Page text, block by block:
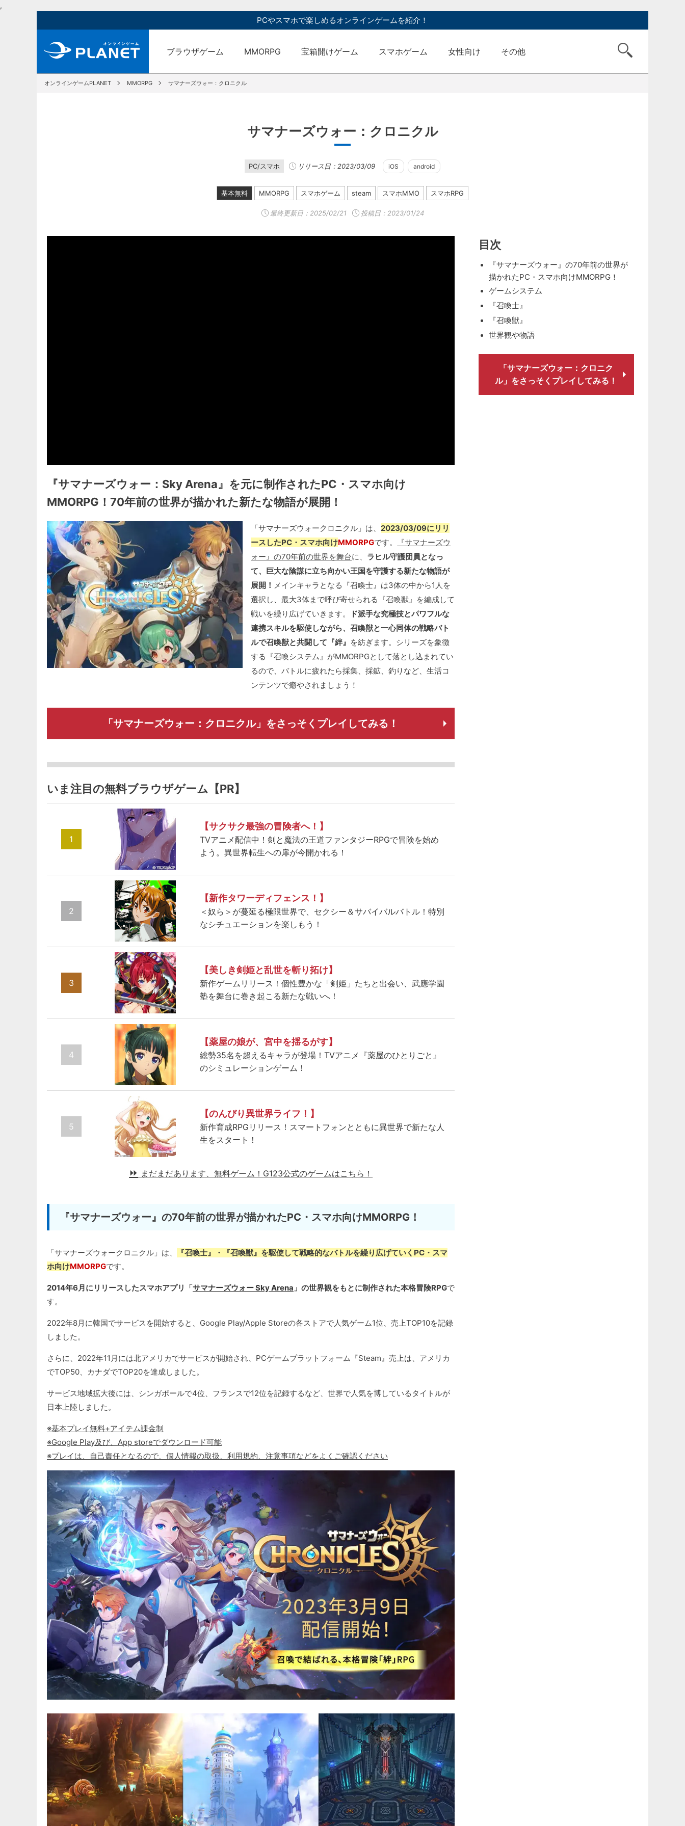
,
PCやスマホで楽しめるオンラインゲームを紹介！
ブラウザゲーム MMORPG 宝箱開けゲーム スマホゲーム 女性向け その他
オンラインゲームPLANET MMORPG サマナーズウォー：クロニクル
サマナーズウォー：クロニクル
PC/スマホ リリース日：2023/03/09 iOS android
基本無料 MMORPG スマホゲーム steam スマホMMO スマホRPG
最終更新日： 2025/02/21 投稿日：2023/01/24
『サマナーズウォー：Sky Arena』を元に制作されたPC・スマホ向け
MMORPG！70年前の世界が描かれた新たな物語が展開！
「サマナーズウォークロニクル」は、2023/03/09にリリ
ースしたPC・スマホ向けMMORPGです。
『サマナーズウ
ォー』の70年前の世界を舞台に、 ラヒル守護団員となっ
て、巨大な陰謀に立ち向かい王国を守護する新たな物語が
展開！ メインキャラとなる『召喚士』は3体の中から1人を
選択し、最大3体まで呼び寄せられる『召喚獣』を編成して
戦いを繰り広げていきます。
ド派手な究極技とパワフルな
連携スキルを駆使しながら、召喚獣と一心同体の戦略バト
ルで召喚獣と共闘して『絆』 を紡ぎます。シリーズを象徴
する『召喚システム』がMMORPGとして落とし込まれてい
るので、バトルに疲れたら採集、採鉱、釣りなど、生活コ
ンテンツで癒やされましょう！
「サマナーズウォー：クロニクル」をさっそくプレイしてみる！
いま注目の無料ブラウザゲーム【PR】
1
【サクサク最強の冒険者へ！】
TVアニメ配信中！剣と魔法の王道ファンタジーRPGで冒険を始め
よう。異世界転生への扉が今開かれる！
2
【新作タワーディフェンス！】
＜奴ら＞が蔓延る極限世界で、セクシー＆サバイバルバトル！特別
なシチュエーションを楽しもう！
3
【美しき剣姫と乱世を斬り拓け】
新作ゲームリリース！個性豊かな「剣姫」たちと出会い、武應学園
塾を舞台に巻き起こる新たな戦いへ！
4
【薬屋の娘が、宮中を揺るがす】
総勢35名を超えるキャラが登場！TVアニメ『薬屋のひとりごと』
のシミュレーションゲーム！
5
【のんびり異世界ライフ！】
新作育成RPGリリース！スマートフォンとともに異世界で新たな人
生をスタート！
まだまだあります、無料ゲーム！ G123公式のゲームはこちら！
『サマナーズウォー』の70年前の世界が描かれたPC・スマホ向けMMORPG！
「サマナーズウォークロニクル」は、
『召喚士』・『召喚獣』を駆使して戦略的なバトルを繰り広げていくPC・スマ
ホ向けMMORPGです。
2014年6月にリリースしたスマホアプリ「サマナーズウォー Sky Arena 」の世界観をもとに制作された本格冒険RPGで
す。
2022年8月に韓国でサービスを開始すると、Google Play/Apple Storeの各ストアで人気ゲーム1位、売上TOP10を記録
しました。
さらに、2022年11月には北アメリカでサービスが開始され、PCゲームプラットフォーム『Steam』売上は、アメリカ
でTOP50、カナダでTOP20を達成しました。
サービス地域拡大後には、シンガポールで4位、フランスで12位を記録するなど、世界で人気を博しているタイトルが
日本上陸しました。
※基本プレイ無料+アイテム課金制
※Google Play及び、App storeでダウンロード可能
※プレイは、自己責任となるので、個人情報の取扱、利用規約、注意事項などをよくご確認ください
目次
『サマナーズウォー』の70年前の世界が
描かれたPC・スマホ向けMMORPG！
ゲームシステム
『召喚士』
『召喚獣』
世界観や物語
「サマナーズウォー：クロニク
ル」をさっそくプレイしてみる！